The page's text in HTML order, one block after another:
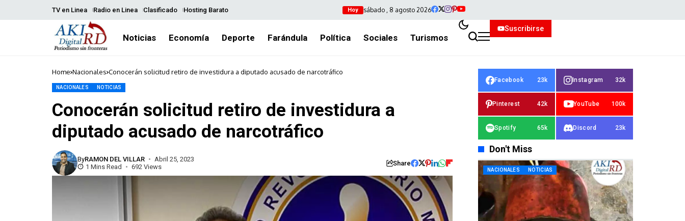
TV en Linea Radio en Linea Clasificado Hosting Barato Hoy sábado , 8 agosto 2026
Noticias Economía Deporte Farándula Política Sociales Turismos
Suscribirse
Home Nacionales Conocerán solicitud retiro de investidura a diputado acusado de narcotráfico
NACIONALES NOTICIAS
Conocerán solicitud retiro de investidura a
diputado acusado de narcotráfico
ByRAMON DEL VILLAR
Abril 25, 2023
1 Mins Read
692 Views Share
Facebook 23k Instagram 32k
Pinterest 42k YouTube 100k
Spotify 65k Discord 23k
Don't Miss
NACIONALES NOTICIAS